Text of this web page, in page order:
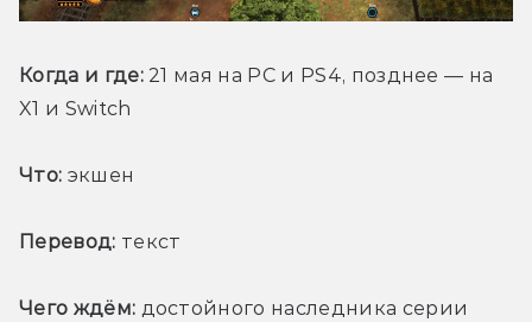
Когда и где: 21 мая на PC и PS4, позднее — на
X1 и Switch
Что: экшен
Перевод: текст
Чего ждём: достойного наследника серии